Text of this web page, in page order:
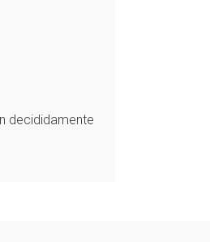
decididamente